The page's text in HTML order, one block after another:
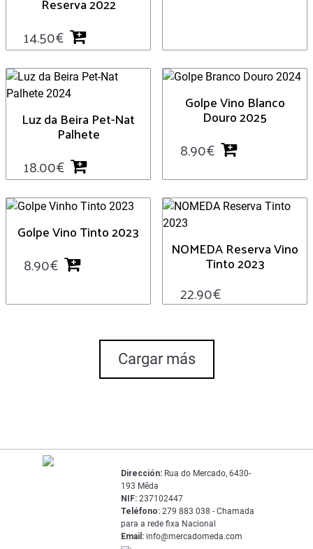
14.50€
Luz da Beira Pet-Nat
Palhete
18.00€
Golpe Vino Blanco
Douro 2025
8.90€
Golpe Vino Tinto 2023
8.90€
NOMEDA Reserva Vino
Tinto 2023
22.90€
Cargar más
Dirección: Rua do Mercado, 6430-
193 Mêda
NIF: 237102447
Teléfono: 279 883 038 - Chamada
para a rede fixa Nacional
Email: info@mercadomeda.com